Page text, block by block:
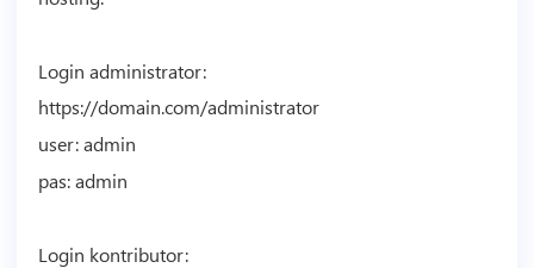
Login administrator:
https://domain.com/administrator
user: admin
pas: admin
Login kontributor: